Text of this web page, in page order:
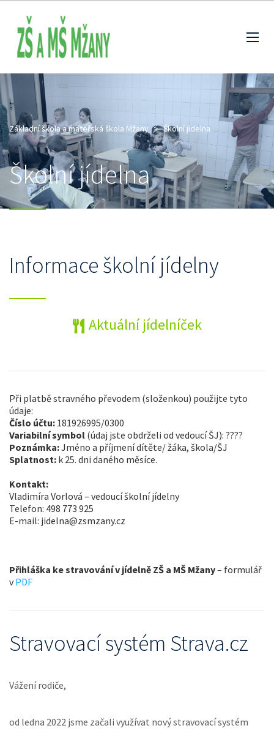
Základní škola a mateřská škola Mžany > Školní jídelna
Školní jídelna
Informace školní jídelny
Aktuální jídelníček
Při platbě stravného převodem (složenkou) použijte tyto
údaje:
Číslo účtu: 181926995/0300
Variabilní symbol (údaj jste obdrželi od vedoucí ŠJ): ????
Poznámka:Jméno a příjmení dítěte/ žáka, škola/ŠJ
Splatnost: k 25. dni daného měsíce.
Kontakt:
Vladimíra Vorlová – vedoucí školní jídelny
Telefon: 498 773 925
E-mail: jidelna@zsmzany.cz
Přihláška ke stravování v jídelně ZŠ a MŠ Mžany– formulář
vPDF
Stravovací systém Strava.cz
Vážení rodiče,
od ledna 2022 jsme začali využívat nový stravovací systém